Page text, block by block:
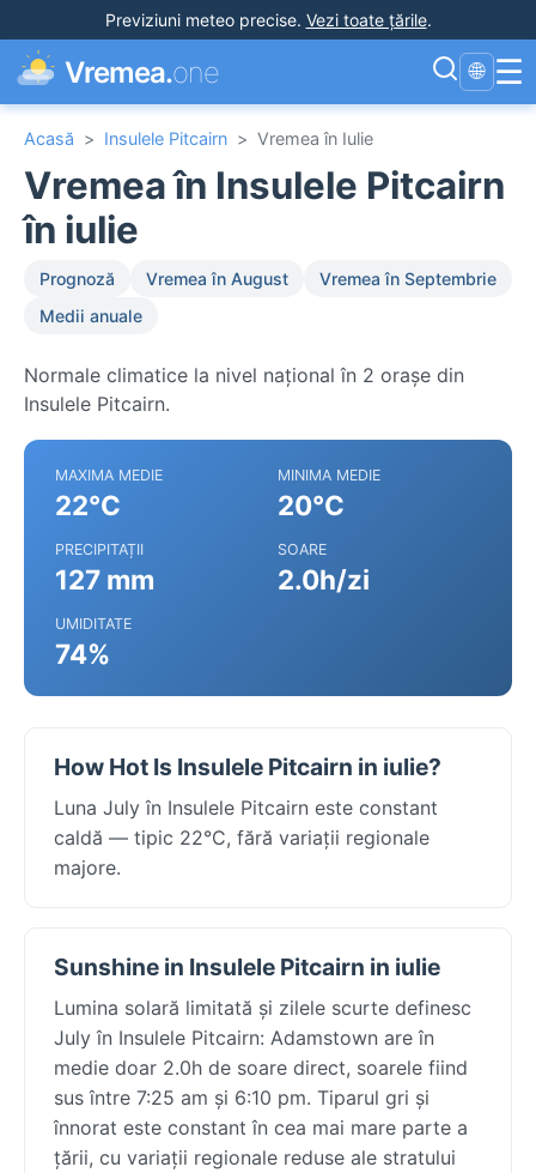
Previziuni meteo precise. Vezi toate țările.
Vremea.one 🌐 ☰
Acasă > Insulele Pitcairn > Vremea în Iulie
Vremea în Insulele Pitcairn
în iulie
Prognoză Vremea în August
Vremea în Septembrie
Medii anuale
Normale climatice la nivel național în 2 orașe din
Insulele Pitcairn.
MAXIMA MEDIE
22°C
MINIMA MEDIE
20°C
PRECIPITAȚII
127 mm
SOARE
2.0h/zi
UMIDITATE
74%
How Hot Is Insulele Pitcairn in iulie?
Luna July în Insulele Pitcairn este constant
caldă — tipic 22°C, fără variații regionale
majore.
Sunshine in Insulele Pitcairn in iulie
Lumina solară limitată și zilele scurte definesc
July în Insulele Pitcairn: Adamstown are în
medie doar 2.0h de soare direct, soarele fiind
sus între 7:25 am și 6:10 pm. Tiparul gri și
înnorat este constant în cea mai mare parte a
țării, cu variații regionale reduse ale stratului